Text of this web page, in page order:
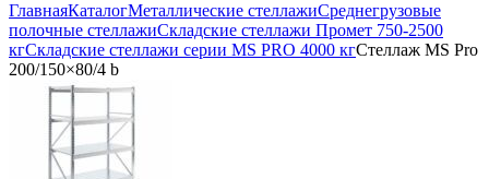
ГлавнаяКаталогМеталлические стеллажиСреднегрузовые
полочные стеллажиСкладские стеллажи Промет 750-2500
кгСкладские стеллажи серии MS PRO 4000 кгСтеллаж MS Pro
200/150×80/4 b